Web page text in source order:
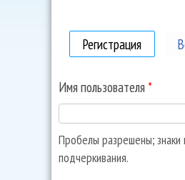
Регистрация
Имя пользователя *
Пробелы разрешены; знаки
подчеркивания.